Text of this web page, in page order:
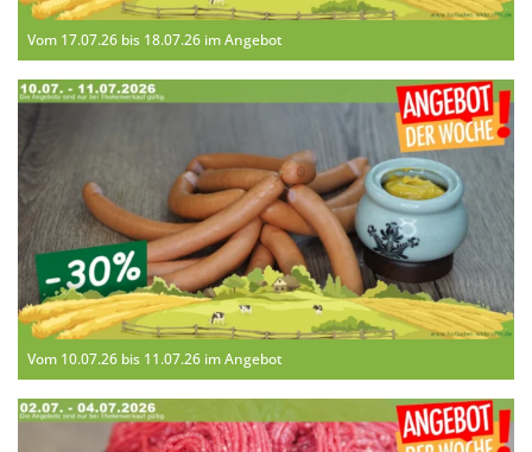
Vom 17.07.26 bis 18.07.26 im Angebot
Vom 10.07.26 bis 11.07.26 im Angebot